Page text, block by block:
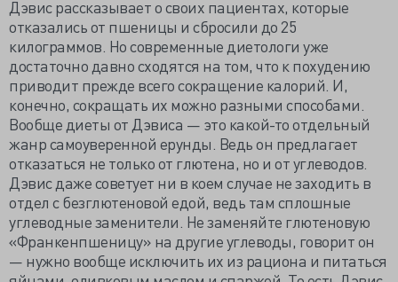
Дэвис рассказывает о своих пациентах, которые
отказались от пшеницы и сбросили до 25
килограммов. Но современные диетологи уже
достаточно давно сходятся на том, что к похудению
приводит прежде всего сокращение калорий. И,
конечно, сокращать их можно разными способами.
Вообще диеты от Дэвиса — это какой-то отдельный
жанр самоуверенной ерунды. Ведь он предлагает
отказаться не только от глютена, но и от углеводов.
Дэвис даже советует ни в коем случае не заходить в
отдел с безглютеновой едой, ведь там сплошные
углеводные заменители. Не заменяйте глютеновую
«Франкенпшеницу» на другие углеводы, говорит он
— нужно вообще исключить их из рациона и питаться